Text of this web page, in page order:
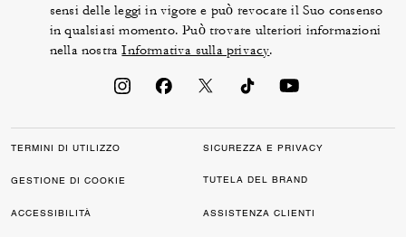
sensi delle leggi in vigore e può revocare il Suo consenso
in qualsiasi momento. Può trovare ulteriori informazioni
nella nostraInformativa sulla privacy.
TERMINI DI UTILIZZO SICUREZZA E PRIVACY
GESTIONE DI COOKIE TUTELA DEL BRAND
ACCESSIBILITÀ ASSISTENZA CLIENTI